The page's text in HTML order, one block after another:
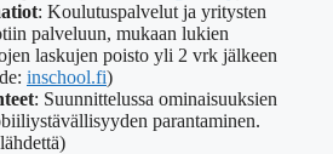
: Koulutuspalvelut ja yritysten
palveluun, mukaan lukien
laskujen poisto yli 2 vrk jälkeen
inschool.fi)
: Suunnittelussa ominaisuuksien
parantaminen.